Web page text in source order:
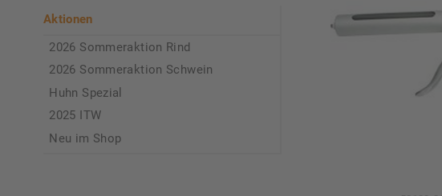
Aktionen
2026 Sommeraktion Rind
2026 Sommeraktion Schwein
Huhn Spezial
2025 ITW
Neu im Shop